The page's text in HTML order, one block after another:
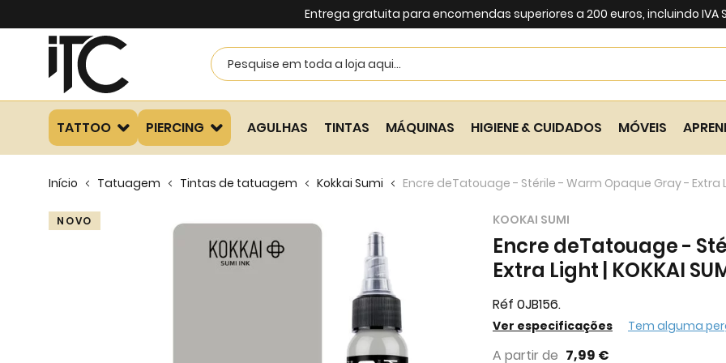
Entrega gratuita para encomendas superiores a 200 euros, incluindo IVA
Search
TATTOO PIERCING AGULHAS TINTAS MÁQUINAS HIGIENE & CUIDADOS MÓVEIS
Início Tatuagem Tintas de tatuagem Kokkai Sumi Encre deTatouage - Stérile - Warm Opaque Gray - Extra
KOOKAI SUMI
Encre deTatouage -
Extra Light | KOKKAI
Réf 0JB156.
A partir de 7,99 €
Ver especificações Tem alguma
Skip
NOVO